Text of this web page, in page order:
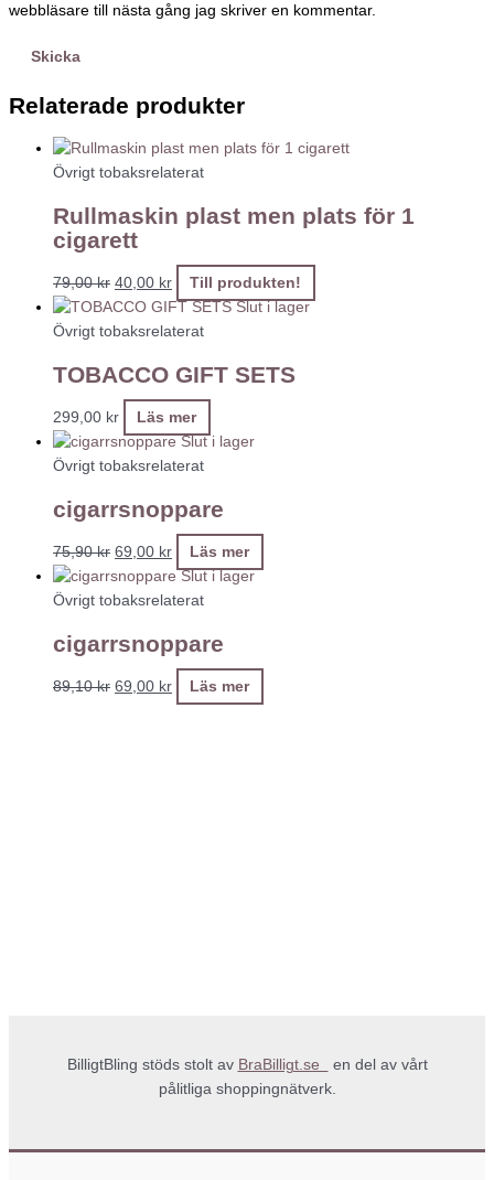
webbläsare till nästa gång jag skriver en kommentar.
Relaterade produkter
Övrigt tobaksrelaterat
Rullmaskin plast men plats för 1
cigarett
79,00kr 40,00 kr
Till produkten!
Slut i lager
Övrigt tobaksrelaterat
TOBACCO GIFT SETS
299,00 kr Läs mer
Slut i lager
Övrigt tobaksrelaterat
cigarrsnoppare
75,90kr 69,00 kr Läs mer
Slut i lager
Övrigt tobaksrelaterat
cigarrsnoppare
89,10kr 69,00 kr Läs mer
BilligtBling stöds stolt av BraBilligt.se
en del av vårt
pålitliga shoppingnätverk.